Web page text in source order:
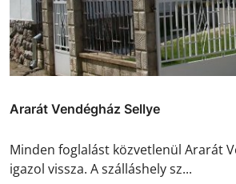
Ararát Vendégház Sellye
Minden foglalást közvetlenül Ararát
igazol vissza. A szálláshely sz...